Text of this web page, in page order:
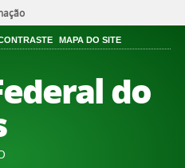
MAPA DO SITE
do